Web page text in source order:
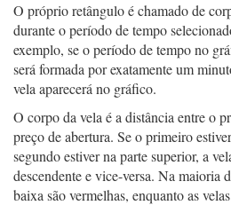
O próprio retângulo é chamado de
durante o período de tempo
exemplo, se o período de tempo no
será formada por exatamente um
vela aparecerá no gráfico.
O corpo da vela é a distância entre o
preço de abertura. Se o primeiro
segundo estiver na parte superior, a
descendente e vice-versa. Na maioria
baixa são vermelhas, enquanto as